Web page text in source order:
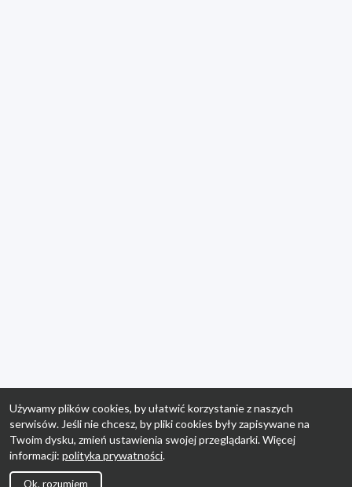
Używamy plików cookies, by ułatwić korzystanie z naszych
serwisów. Jeśli nie chcesz, by pliki cookies były zapisywane na
Twoim dysku, zmień ustawienia swojej przeglądarki. Więcej
informacji: polityka prywatności.
Ok, rozumiem